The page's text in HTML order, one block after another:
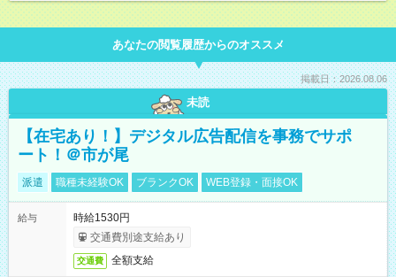
あなたの閲覧履歴からのオススメ
掲載日：2026.08.06
未読
【在宅あり！】デジタル広告配信を事務でサポ
ート！＠市が尾
派遣 職種未経験OK ブランクOK WEB登録・面接OK
給与
時給1530円
交通費別途支給あり
交通費 全額支給